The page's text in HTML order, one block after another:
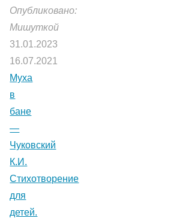
Опубликовано:
Мишуткой
31.01.2023
16.07.2021
Муха
в
бане
—
Чуковский
К.И.
Стихотворение
для
детей.